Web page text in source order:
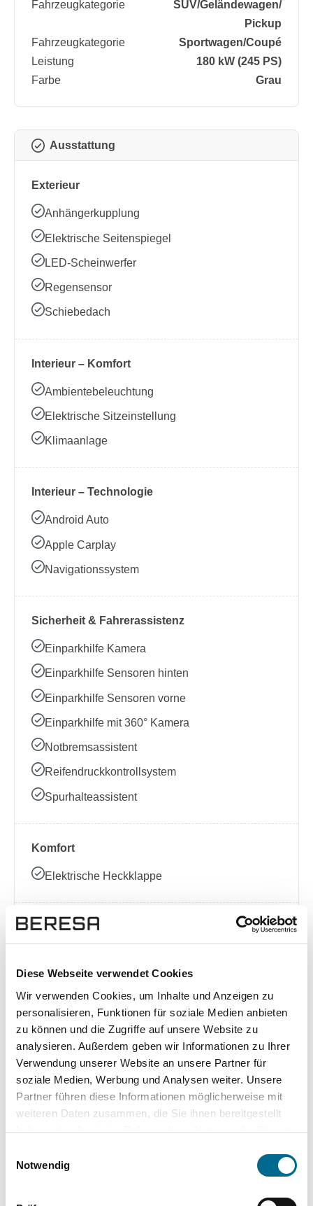
Diese Webseite verwendet Cookies
Wir verwenden Cookies, um Inhalte und Anzeigen zu
personalisieren, Funktionen für soziale Medien anbieten
zu können und die Zugriffe auf unsere Website zu
analysieren. Außerdem geben wir Informationen zu Ihrer
Verwendung unserer Website an unsere Partner für
soziale Medien, Werbung und Analysen weiter. Unsere
Partner führen diese Informationen möglicherweise mit
weiteren Daten zusammen, die Sie ihnen bereitgestellt
haben oder die sie im Rahmen Ihrer Nutzung der Dienste
Cookies, wenn Sie unsere Webseite weiterhin nutzen.
Notwendig
Fahrzeugkategorie
SUV/​Geländewagen/​
Pickup
Fahrzeugkategorie
Sportwagen/​Coupé
Leistung
180 kW (245 PS)
Farbe
Grau
Ausstattung
Exterieur
Anhängerkupplung
Elektrische Seitenspiegel
LED-Scheinwerfer
Regensensor
Schiebedach
Interieur – Komfort
Ambientebeleuchtung
Elektrische Sitzeinstellung
Klimaanlage
Interieur – Technologie
Android Auto
Apple Carplay
Navigationssystem
Sicherheit & Fahrerassistenz
Einparkhilfe Kamera
Einparkhilfe Sensoren hinten
Einparkhilfe Sensoren vorne
Einparkhilfe mit 360° Kamera
Notbremsassistent
Reifendruckkontrollsystem
Spurhalteassistent
Komfort
Elektrische Heckklappe
Exposé herunterladen [pdf]
Unsere Vorteile
wuddi Leasing Kauf
Versicherung ✔ - -
-